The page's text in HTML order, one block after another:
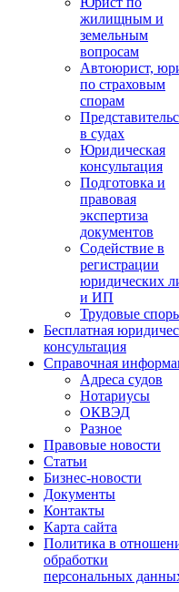
жилищным и
земельным
вопросам
Автоюрист,
по страховым
спорам
в судах
Юридическая
консультация
Подготовка и
правовая
экспертиза
документов
Содействие в
регистрации
юридических
и ИП
Трудовые
Бесплатная
консультация
Справочная
Адреса судов
Нотариусы
ОКВЭД
Разное
Правовые новости
Статьи
Бизнес-новости
Документы
Контакты
Карта сайта
Политика в
обработки
персональных